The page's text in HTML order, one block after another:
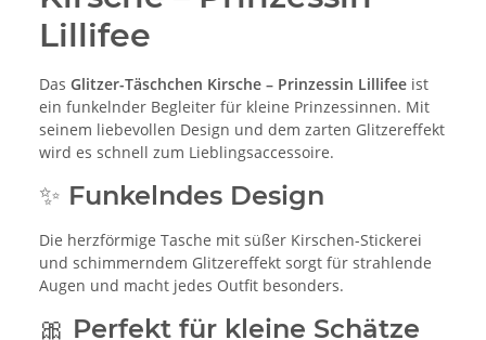
Lillifee
Das Glitzer-Täschchen Kirsche – Prinzessin Lillifee ist
ein funkelnder Begleiter für kleine Prinzessinnen. Mit
seinem liebevollen Design und dem zarten Glitzereffekt
wird es schnell zum Lieblingsaccessoire.
✨ Funkelndes Design
Die herzförmige Tasche mit süßer Kirschen-Stickerei
und schimmerndem Glitzereffekt sorgt für strahlende
Augen und macht jedes Outfit besonders.
🎀 Perfekt für kleine Schätze